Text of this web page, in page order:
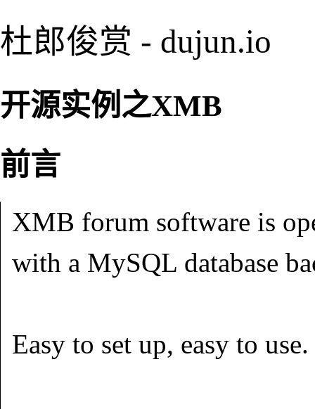
杜郎俊赏 - dujun.io
开源实例之XMB
前言
XMB forum software is
with a MySQL database
Easy to set up, easy to